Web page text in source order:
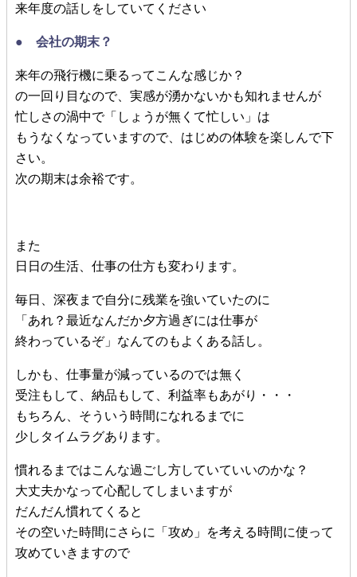
来年度の話しをしていてください
● 会社の期末？
来年の飛行機に乗るってこんな感じか？
の一回り目なので、実感が湧かないかも知れませんが
忙しさの渦中で「しょうが無くて忙しい」は
もうなくなっていますので、はじめの体験を楽しんで下
さい。
次の期末は余裕です。
また
日日の生活、仕事の仕方も変わります。
毎日、深夜まで自分に残業を強いていたのに
「あれ？最近なんだか夕方過ぎには仕事が
終わっているぞ」なんてのもよくある話し。
しかも、仕事量が減っているのでは無く
受注もして、納品もして、利益率もあがり・・・
もちろん、そういう時間になれるまでに
少しタイムラグあります。
慣れるまではこんな過ごし方していていいのかな？
大丈夫かなって心配してしまいますが
だんだん慣れてくると
その空いた時間にさらに「攻め」を考える時間に使って
攻めていきますので